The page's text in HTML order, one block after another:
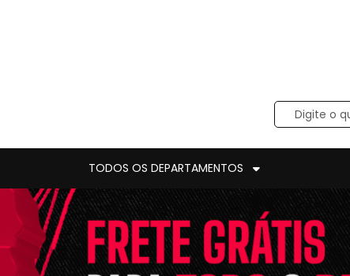
TODOS OS DEPARTAMENTOS